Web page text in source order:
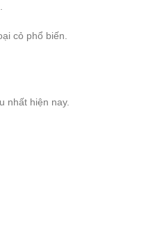
cỏ phổ biến.
nhất hiện nay.